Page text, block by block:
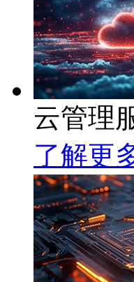
云管理
了解更